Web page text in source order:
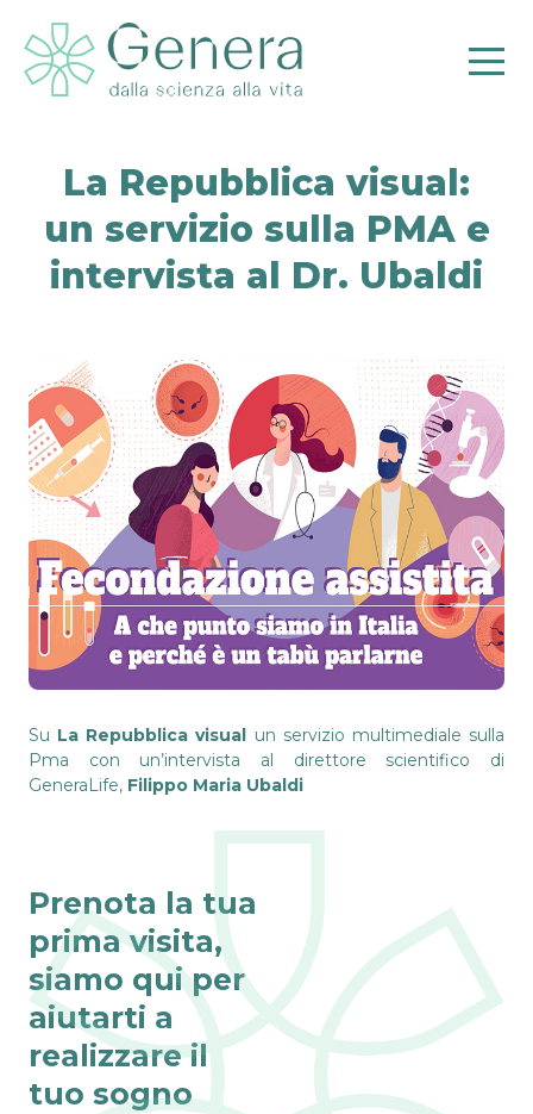
La Repubblica visual:
un servizio sulla PMA e
intervista al Dr. Ubaldi
Su La Repubblica visual un servizio multimediale sulla
Pma con un’intervista al direttore scientifico di
GeneraLife, Filippo Maria Ubaldi
Prenota la tua
prima visita,
siamo qui per
aiutarti a
realizzare il
tuo sogno